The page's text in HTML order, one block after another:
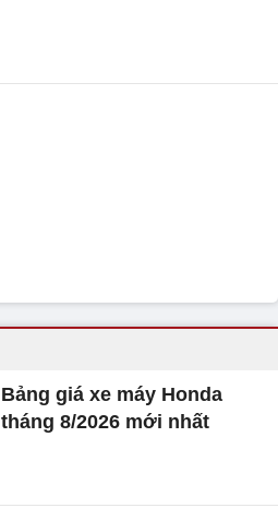
Bảng giá xe máy Honda
tháng 8/2026 mới nhất